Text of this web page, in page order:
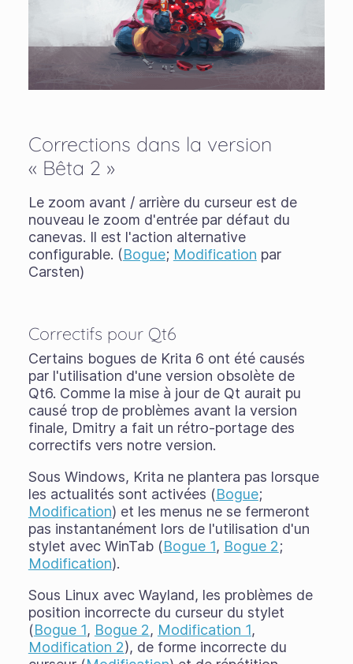
Corrections dans la version
« Bêta 2 »
Le zoom avant / arrière du curseur est de
nouveau le zoom d'entrée par défaut du
canevas. Il est l'action alternative
configurable. (Bogue; Modification par
Carsten)
Correctifs pour Qt6
Certains bogues de Krita 6 ont été causés
par l'utilisation d'une version obsolète de
Qt6. Comme la mise à jour de Qt aurait pu
causé trop de problèmes avant la version
finale, Dmitry a fait un rétro-portage des
correctifs vers notre version.
Sous Windows, Krita ne plantera pas lorsque
les actualités sont activées (Bogue;
Modification) et les menus ne se fermeront
pas instantanément lors de l'utilisation d'un
stylet avec WinTab (Bogue 1, Bogue 2;
Modification).
Sous Linux avec Wayland, les problèmes de
position incorrecte du curseur du stylet
(Bogue 1, Bogue 2, Modification 1,
Modification 2), de forme incorrecte du